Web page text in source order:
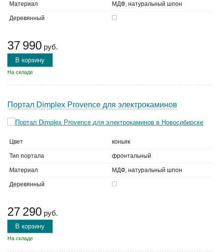
Материал МДФ, натуральный шпон
Деревянный
37 990 руб.
В корзину
На складе
Портал Dimplex Provence для электрокаминов
Цвет коньяк
Тип портала фронтальный
Материал МДФ, натуральный шпон
Деревянный
27 290 руб.
В корзину
На складе